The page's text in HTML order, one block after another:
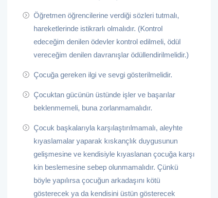
Öğretmen öğrencilerine verdiği sözleri tutmalı,
hareketlerinde istikrarlı olmalıdır. (Kontrol
edeceğim denilen ödevler kontrol edilmeli, ödül
vereceğim denilen davranışlar ödüllendirilmelidir.)
Çocuğa gereken ilgi ve sevgi gösterilmelidir.
Çocuktan gücünün üstünde işler ve başarılar
beklenmemeli, buna zorlanmamalıdır.
Çocuk başkalarıyla karşılaştırılmamalı, aleyhte
kıyaslamalar yaparak kıskançlık duygusunun
gelişmesine ve kendisiyle kıyaslanan çocuğa karşı
kin beslemesine sebep olunmamalıdır. Çünkü
böyle yapılırsa çocuğun arkadaşını kötü
gösterecek ya da kendisini üstün gösterecek